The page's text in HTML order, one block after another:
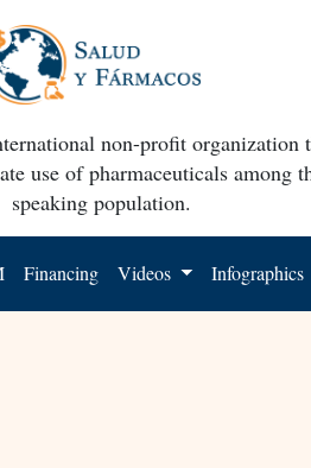
non-profit organization
use of pharmaceuticals among
speaking population.
Financing Videos Infographics